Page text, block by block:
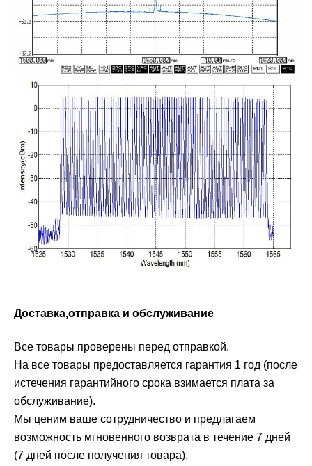
Доставка,отправка и обслуживание
Все товары проверены перед отправкой.
На все товары предоставляется гарантия 1 год (после
истечения гарантийного срока взимается плата за
обслуживание).
Мы ценим ваше сотрудничество и предлагаем
возможность мгновенного возврата в течение 7 дней
(7 дней после получения товара).